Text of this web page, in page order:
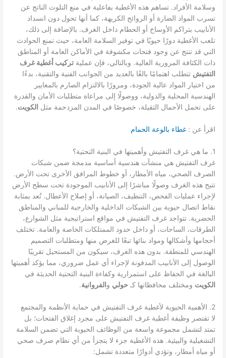
وسلامة الأفراد. تساهم هذه الأغطية بفاعلية في منع التلوث الناتج عن
تسرب المواد الضارة أو الروائح الكريهة، كما أنها تحول دون انسداد
الأنابيب بتراكم الأوساخ أو الحطام داخل الغرف. بالإضافة إلى ذلك،
تلعب الأغطية دورًا حيويًا في توفير السلامة العامة، حيث تمنع الحوادث
التي قد تنتج عن وجود فتحات مكشوفة في الأماكن العامة أو المناطق
ذات الكثافة المرورية العالية. وبالتالي، فإن عمليةتركيب أغطية غرف
التفتيش تتطلب اهتمامًا بالغًا بالعديد من الجوانب الفنية والتقنية، بدءًا
من اختيار المواد عالية الجودة، ومرورًا بالالتزام الصارم بالمعايير
الهندسية المحلية والدولية، ووصولًا إلى مراعاة متطلبات الأمان والقدرة
على تحمل الأحمال الثقيلة، خصوصًا في المدن المزدحمة مثل الكويت.
اقرأ عن :غطاء بالوعة الحمام
1. ما هي غرف التفتيش وأهميتها في البنية التحتية؟
غرف التفتيش هي منشآت هندسية أساسية مدمجة ضمن شبكات
الصرف الصحي، مياه الأمطار، أو خطوط المرافق الأخرى تحت الأرض.
تتيح هذه الغرف وصولًا مباشرًا إلى الأنابيب الموجودة تحت سطح الأرض
لإجراء عمليات الفحص، التنظيف، الصيانة، أو إصلاح الأعطال. تُعد بمثابة
نقاط اتصال حيوية بين الشبكات الداخلية والخارجية للمباني والمناطق
الحضرية. تتواجد غرف التفتيش في مواقع استراتيجية مثل الشوارع،
الطرقات، الساحات، أو داخل حدود الممتلكات الخاصة والعامة. تختلف
أحجامها وأشكالها ومواد بنائها تبعًا للغرض منها ومتطلبات التصميم
الهندسي للمنطقة. بدون هذه الغرف، سيكون من المستحيل تقريبًا
الوصول إلى الأنابيب المدفونة لإجراء أي عمل ضروري، مما يؤكد أهميتها
البالغة في الحفاظ على استمرارية وكفاءة البنية التحتية الحديثة في
الكويت ومختلف محافظاتها كـ حولي و الفروانية.
2. الأهمية الحيوية لأغطية غرف التفتيش في حماية الأنظمة والمجتمع
لا تقتصر وظيفة أغطية غرف التفتيش على مجرد إغلاق الفتحات؛ بل
تمتد لتشمل مجموعة واسعة من الوظائف الحيوية التي تضمن السلامة
التشغيلية والبيئية. هذه الأغطية جزء لا يتجزأ من أي نظام صرف صحي
أو مياه أمطار، وتؤدي أدوارًا متعددة تشمل: